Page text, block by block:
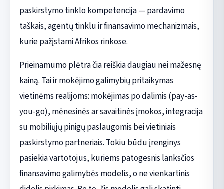
paskirstymo tinklo kompetencija — pardavimo
taškais, agentų tinklu ir finansavimo mechanizmais,
kurie pažįstami Afrikos rinkose.
Prieinamumo plėtra čia reiškia daugiau nei mažesnę
kainą. Tai ir mokėjimo galimybių pritaikymas
vietinėms realijoms: mokėjimas po dalimis (pay-as-
you-go), mėnesinės ar savaitinės įmokos, integracija
su mobiliųjų pinigų paslaugomis bei vietiniais
paskirstymo partneriais. Tokiu būdu įrenginys
pasiekia vartotojus, kuriems patogesnis lanksčios
finansavimo galimybės modelis, o ne vienkartinis